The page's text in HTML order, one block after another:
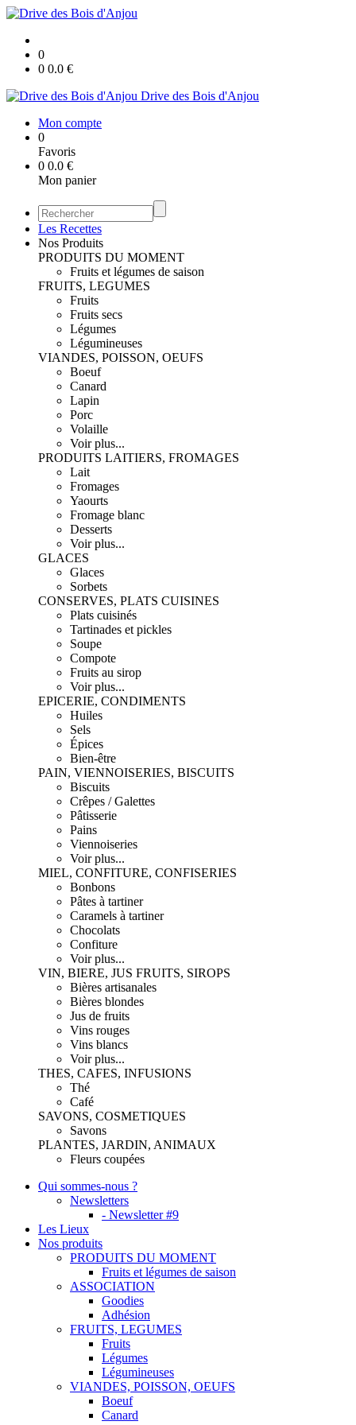
0
0 0.0 €
Drive des Bois d'Anjou
Mon compte
0
Favoris
0 0.0 €
Mon panier
Les Recettes
Nos Produits
PRODUITS DU MOMENT
Fruits et légumes de saison
FRUITS, LEGUMES
Fruits
Fruits secs
Légumes
Légumineuses
VIANDES, POISSON, OEUFS
Boeuf
Canard
Lapin
Porc
Volaille
Voir plus...
PRODUITS LAITIERS, FROMAGES
Lait
Fromages
Yaourts
Fromage blanc
Desserts
Voir plus...
GLACES
Glaces
Sorbets
CONSERVES, PLATS CUISINES
Plats cuisinés
Tartinades et pickles
Soupe
Compote
Fruits au sirop
Voir plus...
EPICERIE, CONDIMENTS
Huiles
Sels
Épices
Bien-être
PAIN, VIENNOISERIES, BISCUITS
Biscuits
Crêpes / Galettes
Pâtisserie
Pains
Viennoiseries
Voir plus...
MIEL, CONFITURE, CONFISERIES
Bonbons
Pâtes à tartiner
Caramels à tartiner
Chocolats
Confiture
Voir plus...
VIN, BIERE, JUS FRUITS, SIROPS
Bières artisanales
Bières blondes
Jus de fruits
Vins rouges
Vins blancs
Voir plus...
THES, CAFES, INFUSIONS
Thé
Café
SAVONS, COSMETIQUES
Savons
PLANTES, JARDIN, ANIMAUX
Fleurs coupées
Qui sommes-nous ?
Newsletters
- Newsletter #9
Les Lieux
Nos produits
PRODUITS DU MOMENT
Fruits et légumes de saison
ASSOCIATION
Goodies
Adhésion
FRUITS, LEGUMES
Fruits
Légumes
Légumineuses
VIANDES, POISSON, OEUFS
Boeuf
Canard